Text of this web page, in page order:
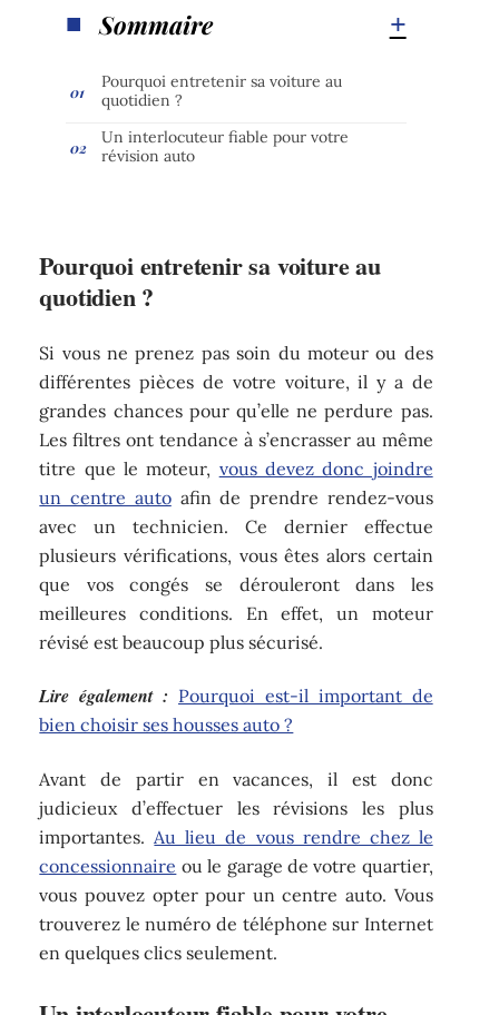
Sommaire
Pourquoi entretenir sa voiture au
quotidien ?
Un interlocuteur fiable pour votre
révision auto
Pourquoi entretenir sa voiture au
quotidien ?
Si vous ne prenez pas soin du moteur ou des
différentes pièces de votre voiture, il y a de
grandes chances pour qu’elle ne perdure pas.
Les filtres ont tendance à s’encrasser au même
titre que le moteur, vous devez donc joindre
un centre autoafin de prendre rendez-vous
avec un technicien. Ce dernier effectue
plusieurs vérifications, vous êtes alors certain
que vos congés se dérouleront dans les
meilleures conditions. En effet, un moteur
révisé est beaucoup plus sécurisé.
Lire également : Pourquoi est-il important de
bien choisir ses housses auto ?
Avant de partir en vacances, il est donc
judicieux d’effectuer les révisions les plus
importantes. Au lieu de vous rendre chez le
concessionnaire ou le garage de votre quartier,
vous pouvez opter pour un centre auto. Vous
trouverez le numéro de téléphone sur Internet
en quelques clics seulement.